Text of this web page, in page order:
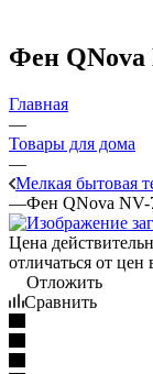
Фен QNova
Главная
—
Товары для дома
—
Мелкая бытовая
—Фен QNova NV-
Цена
отличаться от
Отложить
Сравнить